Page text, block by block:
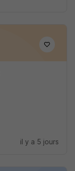
il y a 5 jours